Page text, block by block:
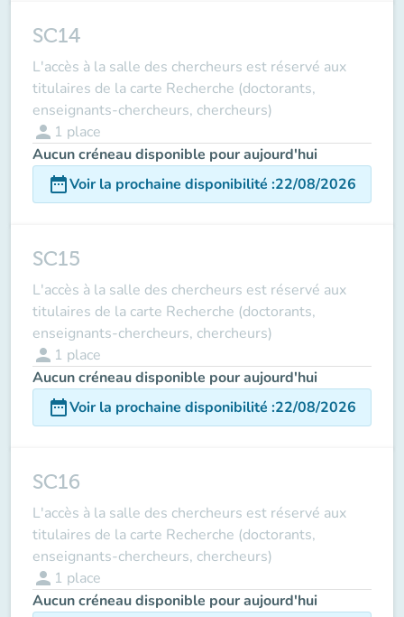
SC14
L'accès à la salle des chercheurs est réservé aux
titulaires de la carte Recherche (doctorants,
enseignants-chercheurs, chercheurs)
person 1 place
Aucun créneau disponible pour aujourd'hui
date_rangeVoir la prochaine disponibilité :22/08/2026
SC15
L'accès à la salle des chercheurs est réservé aux
titulaires de la carte Recherche (doctorants,
enseignants-chercheurs, chercheurs)
person 1 place
Aucun créneau disponible pour aujourd'hui
date_rangeVoir la prochaine disponibilité :22/08/2026
SC16
L'accès à la salle des chercheurs est réservé aux
titulaires de la carte Recherche (doctorants,
enseignants-chercheurs, chercheurs)
person 1 place
Aucun créneau disponible pour aujourd'hui